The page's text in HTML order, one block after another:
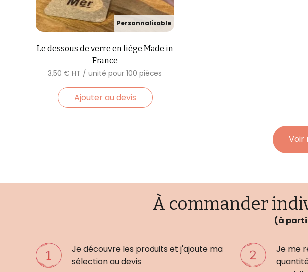
Le dessous de verre en liège Made in
France
3,50€
Ajouter au devis
Voir
À commander
(à
Je découvre les produits et j'ajoute ma
sélection au devis
Je me